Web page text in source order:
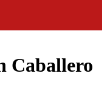
Caballero